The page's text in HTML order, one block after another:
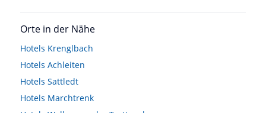
Orte in der Nähe
Hotels Krenglbach
Hotels Achleiten
Hotels Sattledt
Hotels Marchtrenk